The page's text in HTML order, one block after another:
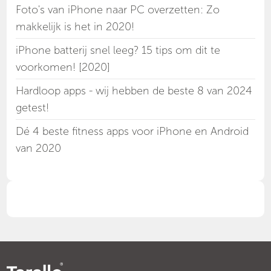
Foto's van iPhone naar PC overzetten: Zo
makkelijk is het in 2020!
iPhone batterij snel leeg? 15 tips om dit te
voorkomen! [2020]
Hardloop apps - wij hebben de beste 8 van 2024
getest!
Dé 4 beste fitness apps voor iPhone en Android
van 2020